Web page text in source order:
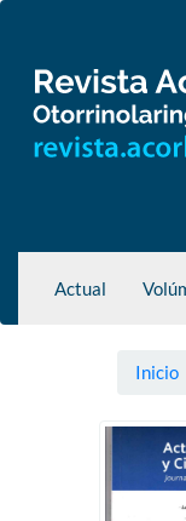
principal
Barra
lateral
Actual
Inicio